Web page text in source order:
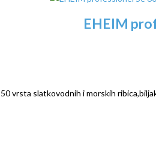
EHEIM
vrsta slatkovodnih i morskih